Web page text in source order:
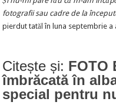
fotografii sau cadre de la
pierdut tatăl în luna septembrie a
Citește și: FOTO
îmbrăcată în
special pentru